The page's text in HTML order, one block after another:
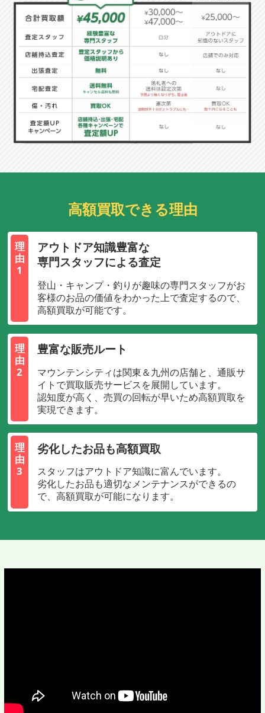
高額買取できる理由
理
由
1
アウトドア知識豊富な
専門スタッフによる査定
登山・キャンプ・釣りが趣味の専門スタッフがお
客様のお品の価値をわかった上で査定するので、
高額買取が可能です。
理
由
2
豊富な販売ルート
マウンテンシティは関東＆九州の店舗と、通販サ
イトで買取販売サービスを展開しています。
認知度が高く、売買の回転が早いため高額買取を
実現できます。
理
由
3
劣化したお品も高額買取
スタッフはアウトドア知識に富んでいます。
劣化したお品も適切なメンテナンスができるの
で、高額買取が可能になります。